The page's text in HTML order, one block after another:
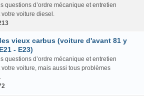
questions d’ordre mécanique et entretien
voiture diesel.
vieux carbus (voiture d'avant 81 y
- E23)
questions d’ordre mécanique et entretien
voiture, mais aussi tous problèmes